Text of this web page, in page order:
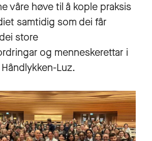
våre høve til å kople praksis
samtidig som dei får
store
og menneskerettar i
Luz.